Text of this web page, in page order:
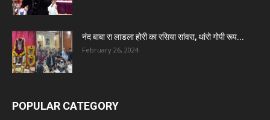
नंद बाबा रा लाडला होरी का रसिया सांवरा, थांरो गोपी रूप...
February 26, 2024
POPULAR CATEGORY